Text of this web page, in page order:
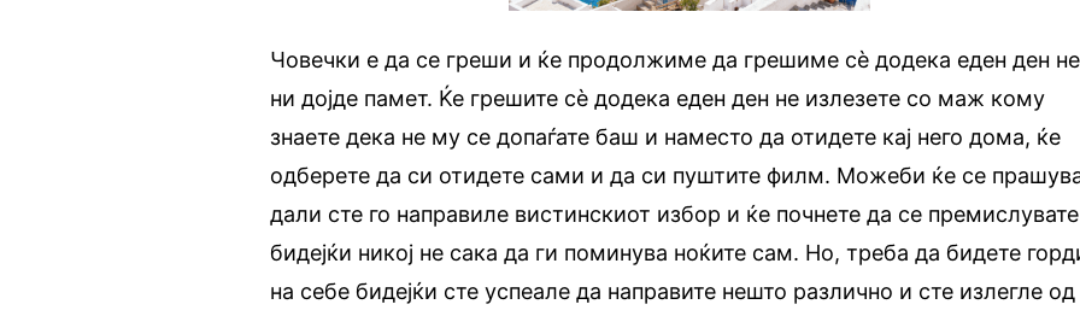
Човечки е да се греши и ќе продолжиме да грешиме сѐ додека еден ден не
ни дојде памет. Ќе грешите сѐ додека еден ден не излезете со маж кому
знаете дека не му се допаѓате баш и наместо да отидете кај него дома, ќе
одберете да си отидете сами и да си пуштите филм. Можеби ќе се
дали сте го направиле вистинскиот избор и ќе почнете да се премислувате
бидејќи никој не сака да ги поминува ноќите сам. Но, треба да бидете
на себе бидејќи сте успеале да направите нешто различно и сте излегле од